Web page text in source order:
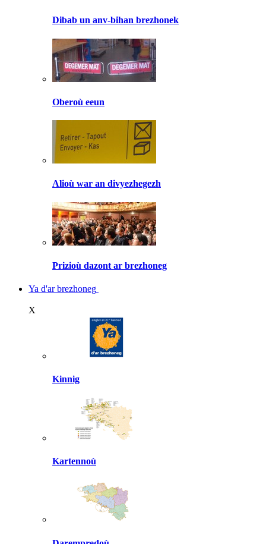
Dibab un anv-bihan brezhonek
Oberoù eeun
Alioù war an divyezhegezh
Prizioù dazont ar brezhoneg
Ya d'ar brezhoneg
X
Kinnig
Kartennoù